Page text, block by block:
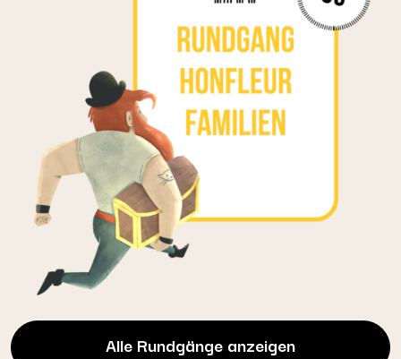
Alle Rundgänge anzeigen